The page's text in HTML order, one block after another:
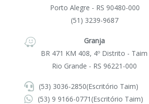
Porto Alegre - RS 90480-000
(51) 3239-9687
Granja
BR 471 KM 408, 4º Distrito - Taim
Rio Grande - RS 96221-000
(53) 3036-2850(Escritório Taim)
(53) 9 9166-0771(Escritório Taim)